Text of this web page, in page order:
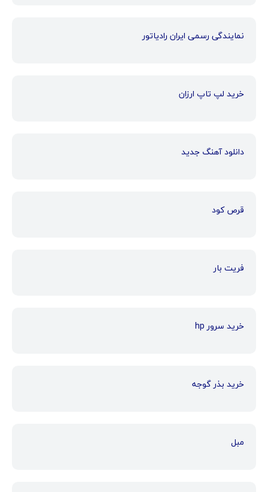
نمایندگی رسمی ایران رادیاتور
خرید لپ تاپ ارزان
دانلود آهنگ جدید
قرص کود
فریت بار
خرید سرور hp
خرید بذر گوجه
مبل